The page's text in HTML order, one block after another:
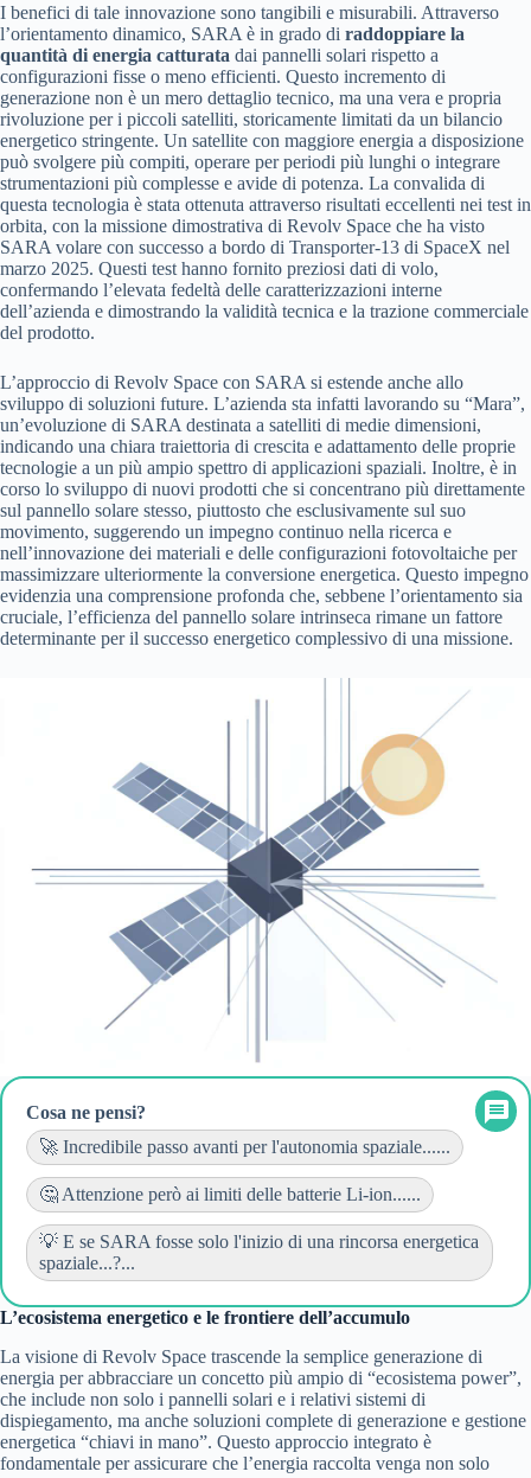
I benefici di tale innovazione sono tangibili e misurabili. Attraverso
l’orientamento dinamico, SARA è in grado di raddoppiare la
quantità di energia catturata dai pannelli solari rispetto a
configurazioni fisse o meno efficienti. Questo incremento di
generazione non è un mero dettaglio tecnico, ma una vera e propria
rivoluzione per i piccoli satelliti, storicamente limitati da un bilancio
energetico stringente. Un satellite con maggiore energia a disposizione
può svolgere più compiti, operare per periodi più lunghi o integrare
strumentazioni più complesse e avide di potenza. La convalida di
questa tecnologia è stata ottenuta attraverso risultati eccellenti nei test in
orbita, con la missione dimostrativa di Revolv Space che ha visto
SARA volare con successo a bordo di Transporter-13 di SpaceX nel
marzo 2025. Questi test hanno fornito preziosi dati di volo,
confermando l’elevata fedeltà delle caratterizzazioni interne
dell’azienda e dimostrando la validità tecnica e la trazione commerciale
del prodotto.
L’approccio di Revolv Space con SARA si estende anche allo
sviluppo di soluzioni future. L’azienda sta infatti lavorando su “Mara”,
un’evoluzione di SARA destinata a satelliti di medie dimensioni,
indicando una chiara traiettoria di crescita e adattamento delle proprie
tecnologie a un più ampio spettro di applicazioni spaziali. Inoltre, è in
corso lo sviluppo di nuovi prodotti che si concentrano più direttamente
sul pannello solare stesso, piuttosto che esclusivamente sul suo
movimento, suggerendo un impegno continuo nella ricerca e
nell’innovazione dei materiali e delle configurazioni fotovoltaiche per
massimizzare ulteriormente la conversione energetica. Questo impegno
evidenzia una comprensione profonda che, sebbene l’orientamento sia
cruciale, l’efficienza del pannello solare intrinseca rimane un fattore
determinante per il successo energetico complessivo di una missione.
Cosa ne pensi?
🚀 Incredibile passo avanti per l'autonomia spaziale......
🤔 Attenzione però ai limiti delle batterie Li-ion......
💡 E se SARA fosse solo l'inizio di una rincorsa energetica
spaziale...?...
L’ecosistema energetico e le frontiere dell’accumulo
La visione di Revolv Space trascende la semplice generazione di
energia per abbracciare un concetto più ampio di “ecosistema power”,
che include non solo i pannelli solari e i relativi sistemi di
dispiegamento, ma anche soluzioni complete di generazione e gestione
energetica “chiavi in mano”. Questo approccio integrato è
fondamentale per assicurare che l’energia raccolta venga non solo